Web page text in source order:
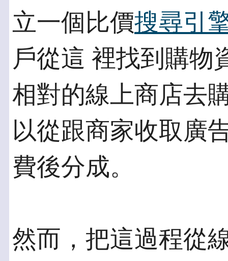
立一個比價搜尋引
戶從這 裡找到購物
相對的線上商店去
以從跟商家收取廣
費後分成。
然而，把這過程從